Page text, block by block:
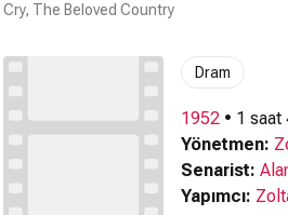
Cry, The Beloved Country
Dram
1952 • 1 saat
Yönetmen:
Senarist:
Yapımcı: